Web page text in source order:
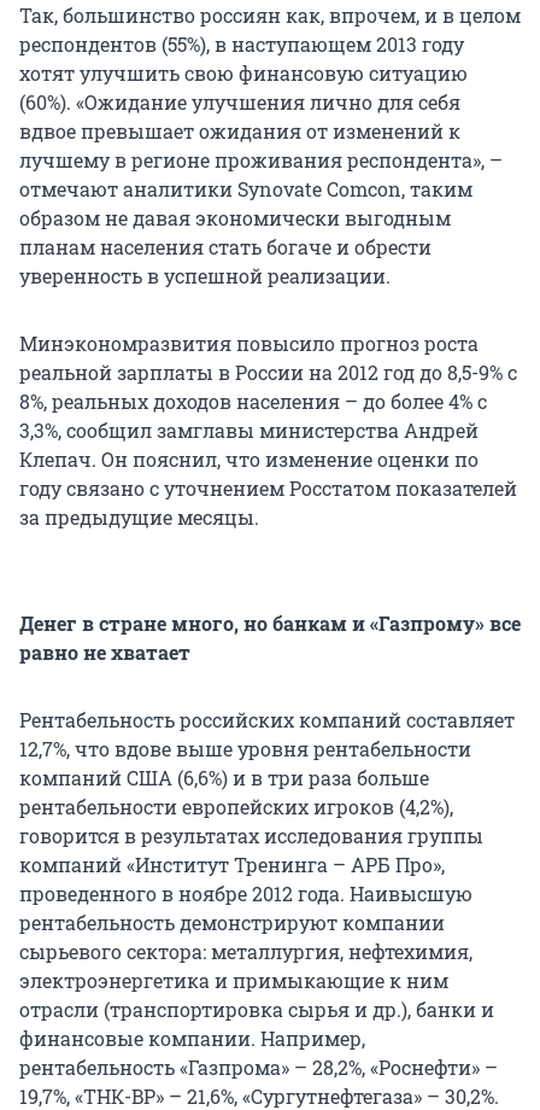
Так, большинство россиян как, впрочем, и в целом
респондентов (55%), в наступающем 2013 году
хотят улучшить свою финансовую ситуацию
(60%). «Ожидание улучшения лично для себя
вдвое превышает ожидания от изменений к
лучшему в регионе проживания респондента», –
отмечают аналитики Synovate Comcon, таким
образом не давая экономически выгодным
планам населения стать богаче и обрести
уверенность в успешной реализации.
Минэкономразвития повысило прогноз роста
реальной зарплаты в России на 2012 год до 8,5-9% с
8%, реальных доходов населения – до более 4% с
3,3%, сообщил замглавы министерства Андрей
Клепач. Он пояснил, что изменение оценки по
году связано с уточнением Росстатом показателей
за предыдущие месяцы.
Денег в стране много, но банкам и «Газпрому» все
равно не хватает
Рентабельность российских компаний составляет
12,7%, что вдове выше уровня рентабельности
компаний США (6,6%) и в три раза больше
рентабельности европейских игроков (4,2%),
говорится в результатах исследования группы
компаний «Институт Тренинга – АРБ Про»,
проведенного в ноябре 2012 года. Наивысшую
рентабельность демонстрируют компании
сырьевого сектора: металлургия, нефтехимия,
электроэнергетика и примыкающие к ним
отрасли (транспортировка сырья и др.), банки и
финансовые компании. Например,
рентабельность «Газпрома» – 28,2%, «Роснефти» –
19,7%, «ТНК-BP» – 21,6%, «Сургутнефтегаза» – 30,2%.